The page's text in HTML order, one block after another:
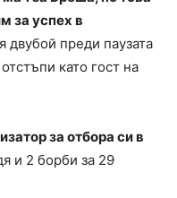
за успех в
двубой преди паузата
като гост на
за отбора си в
и 2 борби за 29